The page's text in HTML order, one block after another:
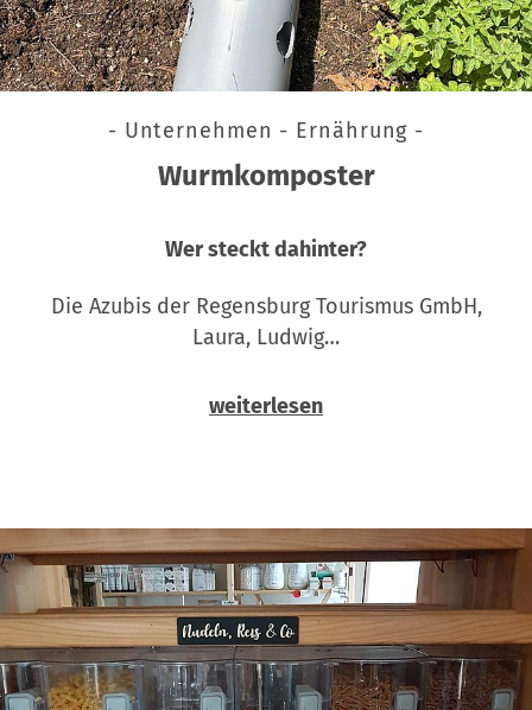
- Unternehmen - Ernährung -
Wurmkomposter
Wer steckt dahinter?
Die Azubis der Regensburg Tourismus GmbH,
Laura, Ludwig…
weiterlesen